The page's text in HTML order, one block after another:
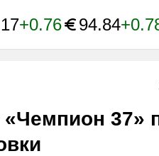
+0.76 94.84
37»